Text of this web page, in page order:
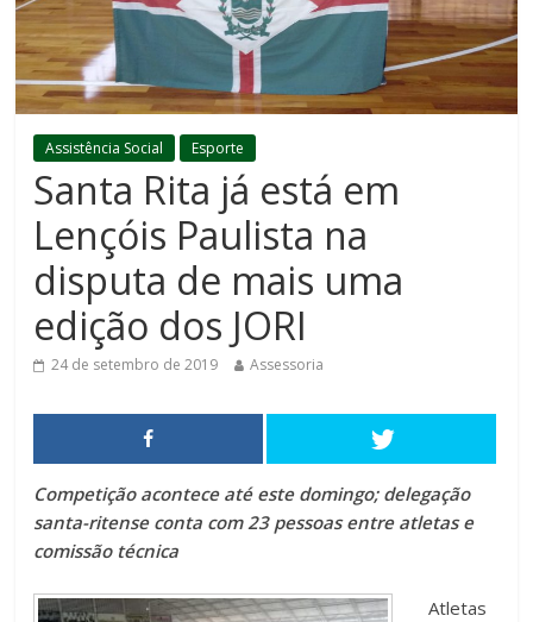
Assistência Social Esporte
Santa Rita já está em
Lençóis Paulista na
disputa de mais uma
edição dos JORI
24 de setembro de 2019 Assessoria
Competição acontece até este domingo; delegação
santa-ritense conta com 23 pessoas entre atletas e
comissão técnica
Atletas